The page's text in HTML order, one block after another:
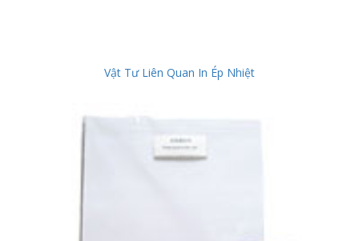
Vật Tư Liên Quan In Ép Nhiệt